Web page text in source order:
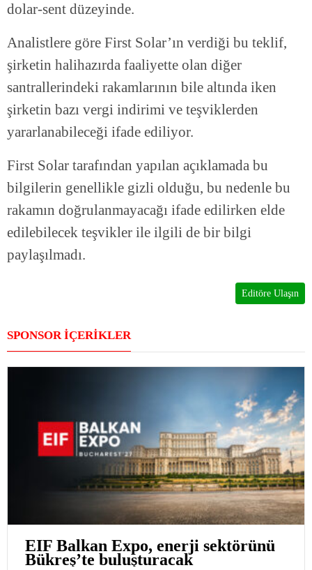
dolar-sent düzeyinde.
Analistlere göre First Solar’ın verdiği bu teklif,
şirketin halihazırda faaliyette olan diğer
santrallerindeki rakamlarının bile altında iken
şirketin bazı vergi indirimi ve teşviklerden
yararlanabileceği ifade ediliyor.
First Solar tarafından yapılan açıklamada bu
bilgilerin genellikle gizli olduğu, bu nedenle bu
rakamın doğrulanmayacağı ifade edilirken elde
edilebilecek teşvikler ile ilgili de bir bilgi
paylaşılmadı.
Editöre Ulaşın
SPONSOR İÇERİKLER
EIF Balkan Expo, enerji sektörünü
Bükreş’te buluşturacak